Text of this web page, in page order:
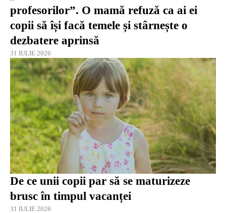
profesorilor”. O mamă refuză ca ai ei
copii să își facă temele și stârnește o
dezbatere aprinsă
31 IULIE 2026
De ce unii copii par să se maturizeze
brusc în timpul vacanței
31 IULIE 2026